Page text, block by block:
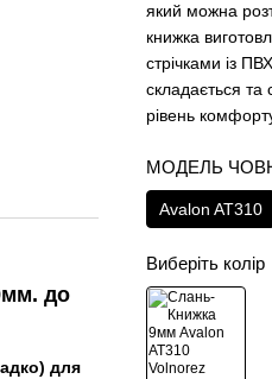
до
для
який можна
книжка
стрічками із
складається та
рівень
МОДЕЛЬ
Avalon AT310
Виберіть колір